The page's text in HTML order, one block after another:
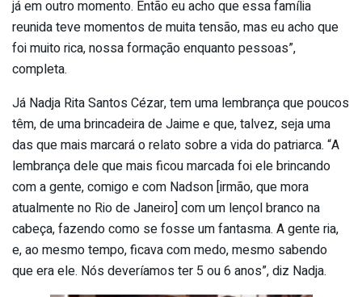
já em outro momento. Então eu acho que essa família
reunida teve momentos de muita tensão, mas eu acho que
foi muito rica, nossa formação enquanto pessoas”,
completa.
Já Nadja Rita Santos Cézar, tem uma lembrança que poucos
têm, de uma brincadeira de Jaime e que, talvez, seja uma
das que mais marcará o relato sobre a vida do patriarca. “A
lembrança dele que mais ficou marcada foi ele brincando
com a gente, comigo e com Nadson [irmão, que mora
atualmente no Rio de Janeiro] com um lençol branco na
cabeça, fazendo como se fosse um fantasma. A gente ria,
e, ao mesmo tempo, ficava com medo, mesmo sabendo
que era ele. Nós deveríamos ter 5 ou 6 anos”, diz Nadja.